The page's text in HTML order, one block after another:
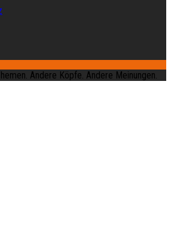
Andere Köpfe. Andere Meinungen.